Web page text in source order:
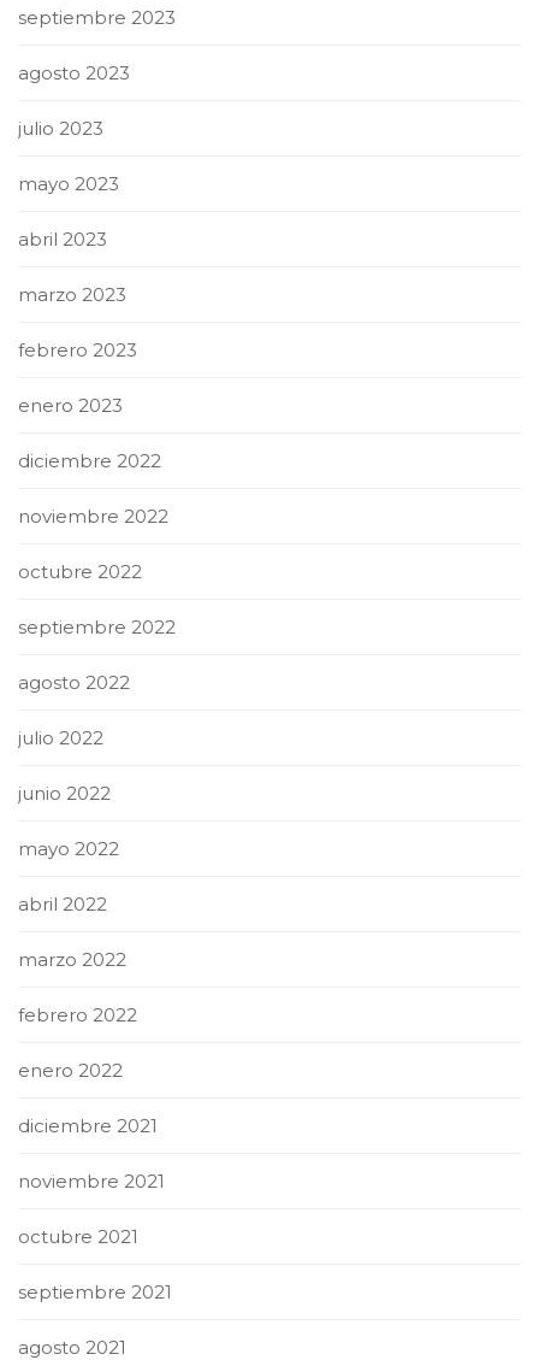
septiembre 2023
agosto 2023
julio 2023
mayo 2023
abril 2023
marzo 2023
febrero 2023
enero 2023
diciembre 2022
noviembre 2022
octubre 2022
septiembre 2022
agosto 2022
julio 2022
junio 2022
mayo 2022
abril 2022
marzo 2022
febrero 2022
enero 2022
diciembre 2021
noviembre 2021
octubre 2021
septiembre 2021
agosto 2021